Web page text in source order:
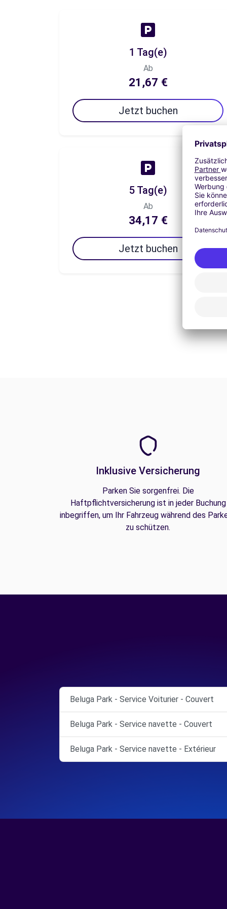
1 Tag(e)
Ab
21,67 €
Jetzt buchen
5 Tag(e)
Ab
34,17 €
Jetzt buchen
Inklusive Versicherung
Parken Sie sorgenfrei. Die
Haftpflichtversicherung ist in jeder Buchung
inbegriffen, um Ihr Fahrzeug während des
zu schützen.
Beluga Park - Service Voiturier - Couvert
Beluga Park - Service navette - Couvert
Beluga Park - Service navette - Extérieur